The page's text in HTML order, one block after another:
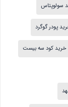
سولوپتاس
پودر گوگرد
خرید کود سه بیست